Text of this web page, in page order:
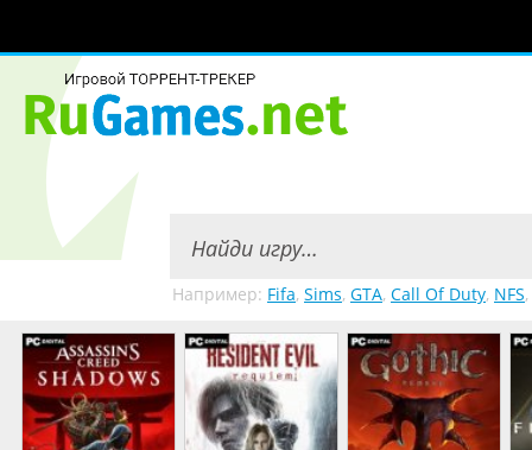
Например: Fifa, Sims, GTA, Call Of Duty, NFS,